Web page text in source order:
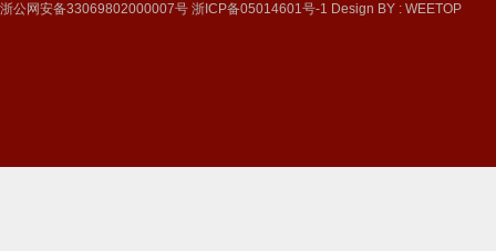
浙公网安备33069802000007号 浙ICP备05014601号-1 Design BY : WEETOP